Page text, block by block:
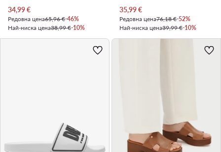
Актуална цена
34,99€
Редовна цена65,96 €-46%
Най-ниска цена38,99 €-10%
Актуална цена
35,99€
Редовна цена76,18 €-52%
Най-ниска цена39,99 €-10%